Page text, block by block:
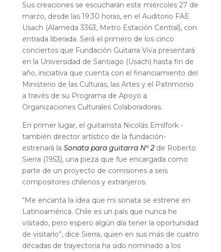
Sus creaciones se escucharán este miércoles 27 de
marzo, desde las 19:30 horas, en el Auditorio FAE
Usach (Alameda 3363, Metro Estación Central), con
entrada liberada. Será el primero de los cinco
conciertos que Fundación Guitarra Viva presentará
en la Universidad de Santiago (Usach) hasta fin de
año, iniciativa que cuenta con el financiamiento del
Ministerio de las Culturas, las Artes y el Patrimonio
a través de su Programa de Apoyo a
Organizaciones Culturales Colaboradoras.
En primer lugar, el guitarrista Nicolás Emilfork -
también director artístico de la fundación-
estrenará la Sonata para guitarra Nº 2de Roberto
Sierra (1953), una pieza que fue encargada como
parte de un proyecto de comisiones a seis
compositores chilenos y extranjeros.
“Me encanta la idea que mi sonata se estrene en
Latinoamérica. Chile es un país que nunca he
visitado, pero espero algún día tener la oportunidad
de visitarlo”, dice Sierra, quien en sus más de cuatro
décadas de trayectoria ha sido nominado a los